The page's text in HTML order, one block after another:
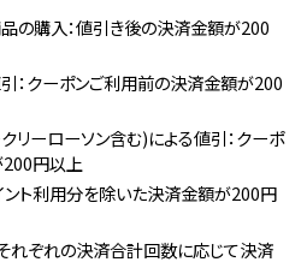
円以上